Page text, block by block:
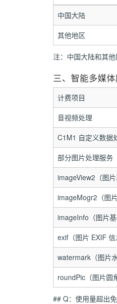
中国大陆
其他地区
注：中国大陆和其
三、智能多媒
计费项目
音视频处理
C1M1 自定义数据
部分图片处理服务
imageView2（图片
imageMogr2（图
imageInfo（图片基
exif（图片 EXIF 信
watermark（图片
roundPic（图片圆
## Q：使用量超出